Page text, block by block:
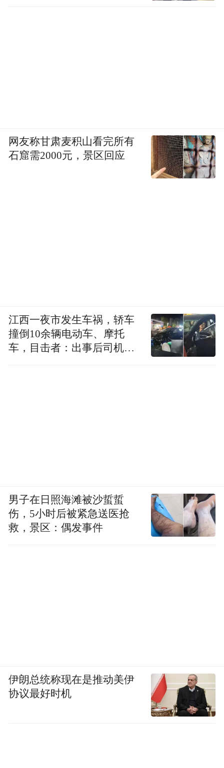
网友称甘肃麦积山看完所有
石窟需2000元，景区回应
江西一夜市发生车祸，轿车
撞倒10余辆电动车、摩托
车，目击者：出事后司机一
男子在日照海滩被沙蜇蜇
伤，5小时后被紧急送医抢
救，景区：偶发事件
伊朗总统称现在是推动美伊
协议最好时机